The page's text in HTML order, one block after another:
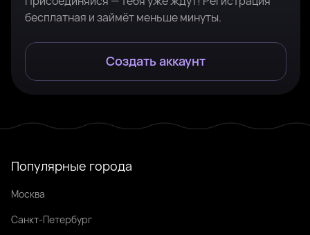
бесплатная и займёт меньше минуты.
Создать аккаунт
Популярные города
Москва
Санкт-Петербург